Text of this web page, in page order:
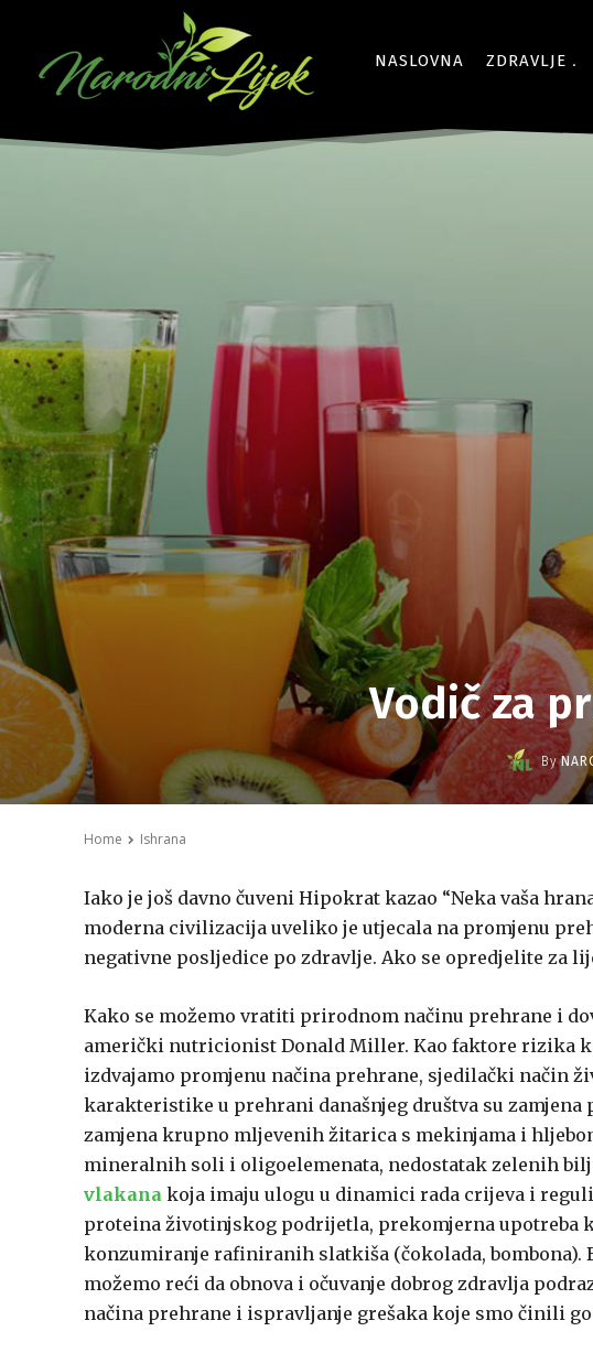
NASLOVNA ZDRAVLJE
Vodič za
By
Home Ishrana
Iako je još davno čuveni Hipokrat kazao “Neka vaša
moderna civilizacija uveliko je utjecala na promjenu
negativne posljedice po zdravlje. Ako se opredjelite za
Kako se možemo vratiti prirodnom načinu prehrane i
američki nutricionist Donald Miller. Kao faktore rizika
izdvajamo promjenu načina prehrane, sjedilački način
karakteristike u prehrani današnjeg društva su
zamjena krupno mljevenih žitarica s mekinjama i
mineralnih soli i oligoelemenata, nedostatak zelenih
vlakana koja imaju ulogu u dinamici rada crijeva i
proteina životinjskog podrijetla, prekomjerna upotreba
konzumiranje rafiniranih slatkiša (čokolada, bombona).
možemo reći da obnova i očuvanje dobrog zdravlja
načina prehrane i ispravljanje grešaka koje smo činili